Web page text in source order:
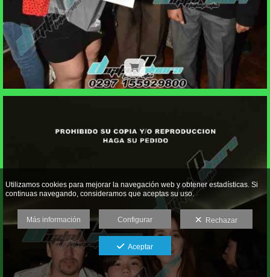
Utilizamos cookies para mejorar la navegación web y obtener estadísticas. Si
continuas navegando, consideramos que aceptas su uso.
Más información Configurar Rechazar
Aceptar